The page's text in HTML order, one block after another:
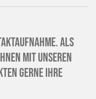
Als
mit unseren
gerne Ihre